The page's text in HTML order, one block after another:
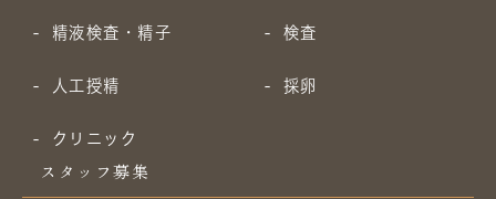
精液検査・精子 検査
人工授精 採卵
クリニック
スタッフ募集